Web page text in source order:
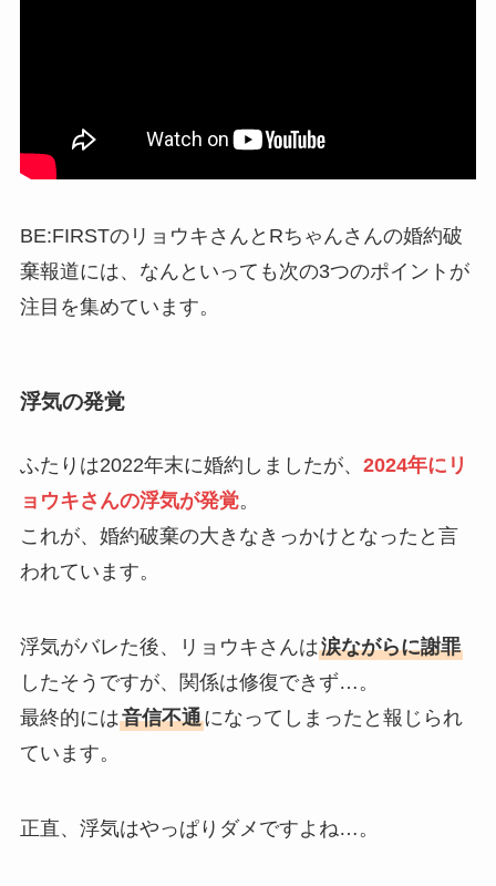
BE:FIRSTのリョウキさんとRちゃんさんの婚約破
棄報道には、なんといっても次の3つのポイントが
注目を集めています。
浮気の発覚
ふたりは2022年末に婚約しましたが、 2024年にリ
ョウキさんの浮気が発覚。
これが、婚約破棄の大きなきっかけとなったと言
われています。
浮気がバレた後、リョウキさんは涙ながらに謝罪
したそうですが、関係は修復できず…。
最終的には音信不通になってしまったと報じられ
ています。
正直、浮気はやっぱりダメですよね…。